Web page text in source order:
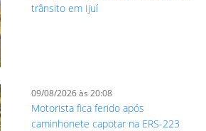
trânsito em Ijuí
09/08/2026 às 20:08
Motorista fica ferido após
caminhonete capotar na ERS-223